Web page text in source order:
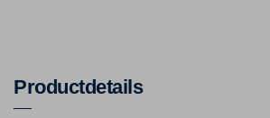
Productdetails